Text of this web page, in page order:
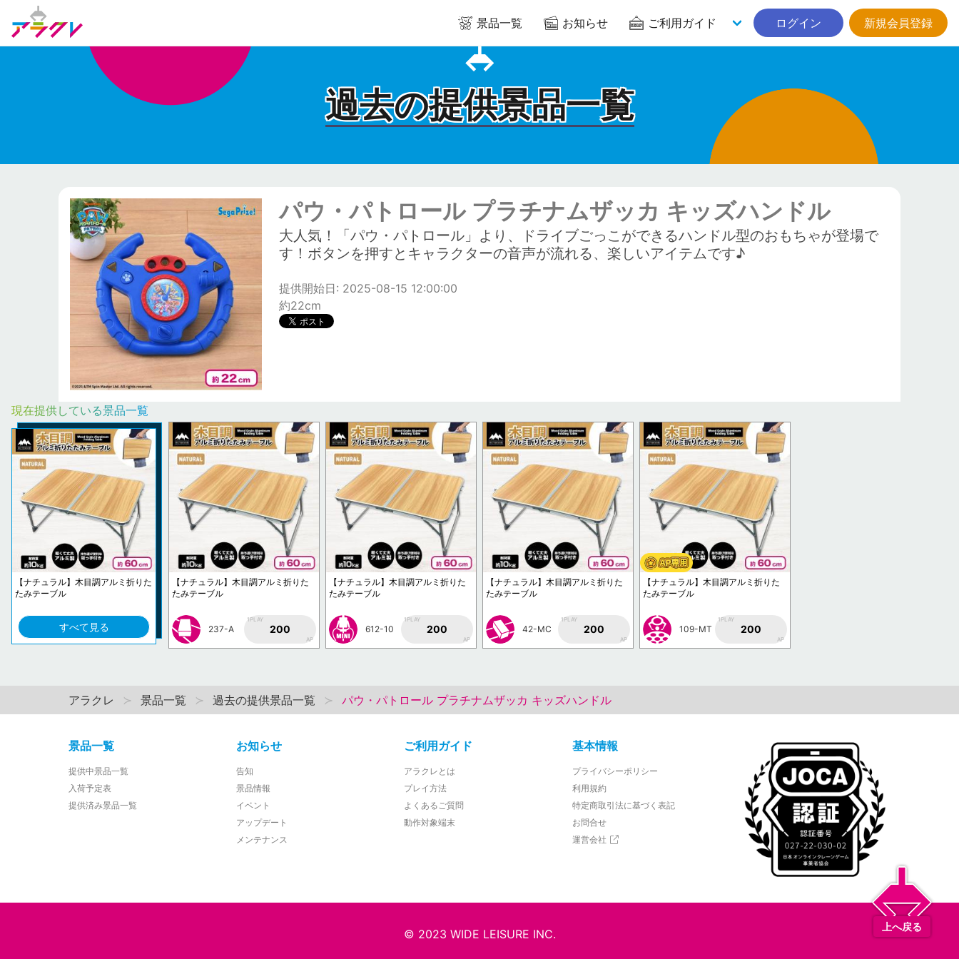
景品一覧 お知らせ ご利用ガイド ログイン 新規会員登録
過去の提供景品一覧
パウ・パトロール プラチナムザッカ キッズハンドル
大人気！「パウ・パトロール」より、ドライブごっこができるハンドル型のおもちゃが登場で
す！ボタンを押すとキャラクターの音声が流れる、楽しいアイテムです♪
提供開始日: 2025-08-15 12:00:00
約22cm
現在提供している景品一覧
【ナチュラル】木目調アルミ折りた
たみテーブル
すべて見る
【ナチュラル】木目調アルミ折りた
たみテーブル
237-A
1PLAY
200
AP
【ナチュラル】木目調アルミ折りた
たみテーブル
612-10
1PLAY
200
AP
【ナチュラル】木目調アルミ折りた
たみテーブル
42-MC
1PLAY
200
AP
【ナチュラル】木目調アルミ折りた
たみテーブル
109-MT
1PLAY
200
AP
アラクレ 景品一覧 過去の提供景品一覧 パウ・パトロール プラチナムザッカ キッズハンドル
景品一覧
提供中景品一覧
入荷予定表
提供済み景品一覧
お知らせ
告知
景品情報
イベント
アップデート
メンテナンス
ご利用ガイド
アラクレとは
プレイ方法
よくあるご質問
動作対象端末
基本情報
プライバシーポリシー
利用規約
特定商取引法に基づく表記
お問合せ
運営会社
© 2023 WIDE LEISURE INC.
上へ戻る